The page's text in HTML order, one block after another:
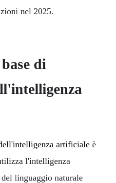
nel 2025.
di
artificiale è
l'intelligenza
linguaggio naturale